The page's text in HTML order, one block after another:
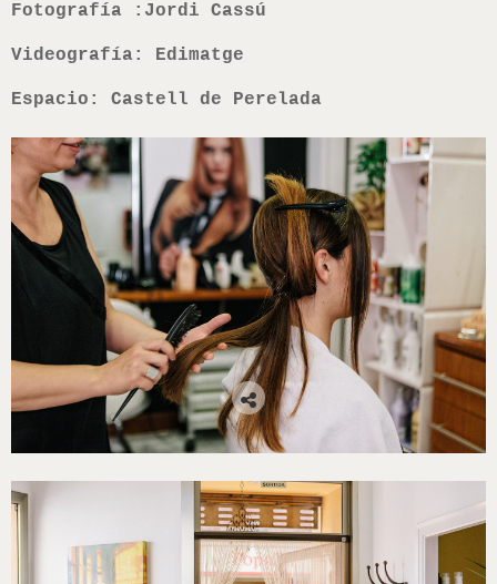
Fotografía :Jordi Cassú
Videografía: Edimatge
Espacio: Castell de Perelada